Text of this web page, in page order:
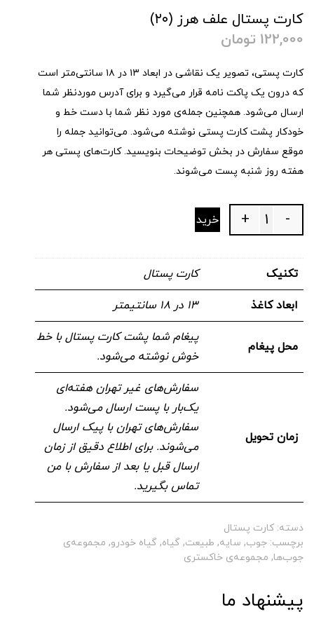
کارت پستال علف هرز (۲۰)
122,000 تومان
کارت پستی، تصویر یک نقاشی در ابعاد ۱۳ در ۱۸ سانتی‌متر است
که درون یک پاکت نامه قرار می‌گیرد و برای آدرس موردنظر شما
ارسال می‌شود. همچنین جمله‌ی مورد نظر شما با دست خط و
خودکار پشت کارت پستی نوشته می‌شود. می‌توانید جمله را
موقع سفارش در بخش توضیحات بنویسید. کارت‌های پستی هر
هفته روز شنبه پست می‌شوند.
Quantity -
+ خرید
تکنیک کارت پستال
ابعاد کاغذ ۱۳ در ۱۸ سانتیمتر
محل پیغام
پیغام شما پشت کارت پستال با خط
خوش نوشته می‌شود.
زمان تحویل
سفارش‌های غیر تهران هفته‌ای
یک‌بار با پست ارسال می‌شود.
سفارش‌های تهران با پیک ارسال
می‌شوند. برای اطلاع دقیق از زمان
ارسال قبل یا بعد از سفارش با من
تماس بگیرید.
دسته:کارت پستال
برچسب: جوب, سایه, طبیعت, گیاه, گیاه خودرو, مجموعه‌ی
جوب‌ها, مجموعه‌ی خاکستری
پیشنهاد ما